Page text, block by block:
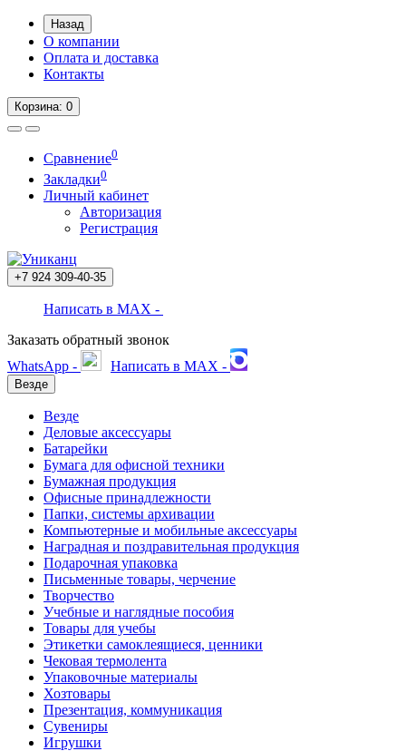
Назад
О компании
Оплата и доставка
Контакты
Корзина: 0
Сравнение0
Закладки0
Личный кабинет
Авторизация
Регистрация
+7 924 309-40-35
Написать в MAX -
Заказать обратный звонок
WhatsApp -
Написать в MAX -
Везде
Везде
Деловые аксессуары
Батарейки
Бумага для офисной техники
Бумажная продукция
Офисные принадлежности
Папки, системы архивации
Компьютерные и мобильные аксессуары
Наградная и поздравительная продукция
Подарочная упаковка
Письменные товары, черчение
Творчество
Учебные и наглядные пособия
Товары для учебы
Этикетки самоклеящиеся, ценники
Чековая термолента
Упаковочные материалы
Хозтовары
Презентация, коммуникация
Сувениры
Игрушки